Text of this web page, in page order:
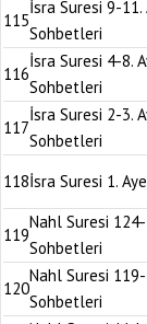
115
İsra Suresi 9-11.
Sohbetleri
116
İsra Suresi 4-8.
Sohbetleri
117
İsra Suresi 2-3.
Sohbetleri
118İsra Suresi 1.
119
Nahl Suresi
Sohbetleri
120
Nahl Suresi
Sohbetleri